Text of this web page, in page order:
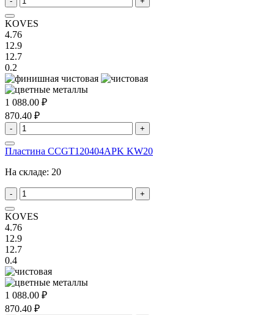
KOVES
4.76
12.9
12.7
0.2
1 088.00 ₽
870.40 ₽
- +
Пластина CCGT120404APK KW20
На складе: 20
- +
KOVES
4.76
12.9
12.7
0.4
1 088.00 ₽
870.40 ₽